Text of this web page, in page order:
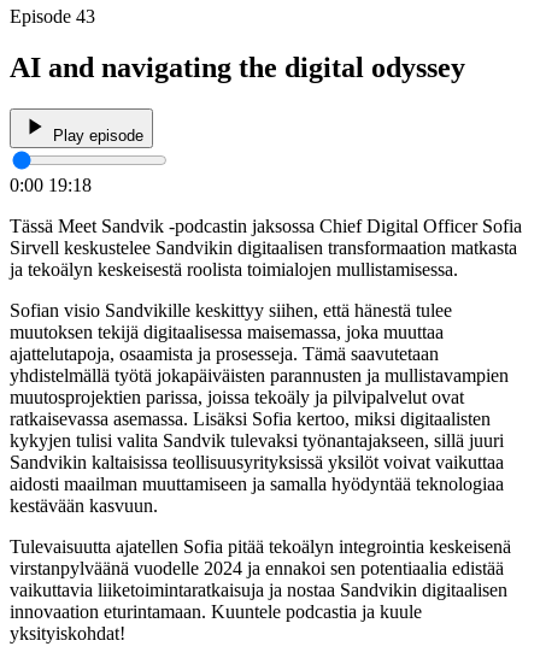
Episode 43
AI and navigating the digital odyssey
Play episode
0:00 19:18
Tässä Meet Sandvik -podcastin jaksossa Chief Digital Officer Sofia
Sirvell keskustelee Sandvikin digitaalisen transformaation matkasta
ja tekoälyn keskeisestä roolista toimialojen mullistamisessa.
Sofian visio Sandvikille keskittyy siihen, että hänestä tulee
muutoksen tekijä digitaalisessa maisemassa, joka muuttaa
ajattelutapoja, osaamista ja prosesseja. Tämä saavutetaan
yhdistelmällä työtä jokapäiväisten parannusten ja mullistavampien
muutosprojektien parissa, joissa tekoäly ja pilvipalvelut ovat
ratkaisevassa asemassa. Lisäksi Sofia kertoo, miksi digitaalisten
kykyjen tulisi valita Sandvik tulevaksi työnantajakseen, sillä juuri
Sandvikin kaltaisissa teollisuusyrityksissä yksilöt voivat vaikuttaa
aidosti maailman muuttamiseen ja samalla hyödyntää teknologiaa
kestävään kasvuun.
Tulevaisuutta ajatellen Sofia pitää tekoälyn integrointia keskeisenä
virstanpylväänä vuodelle 2024 ja ennakoi sen potentiaalia edistää
vaikuttavia liiketoimintaratkaisuja ja nostaa Sandvikin digitaalisen
innovaation eturintamaan. Kuuntele podcastia ja kuule
yksityiskohdat!